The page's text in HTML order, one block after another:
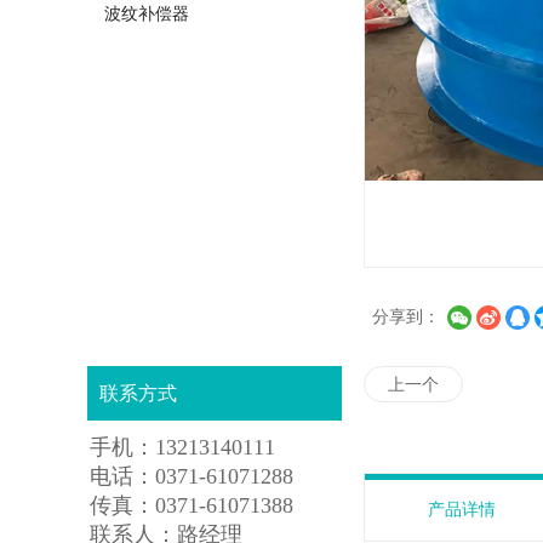
波纹补偿器
联系方式
手机：13213140111
电话：0371-61071288
传真：0371-61071388
联系人：路经理
分享到：
上一个
产品详情